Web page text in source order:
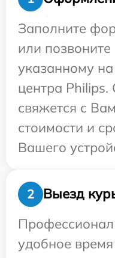
Заполните
или
указанному на
центра Philips.
свяжется с
стоимости и
Вашего
2
Выезд
удобное